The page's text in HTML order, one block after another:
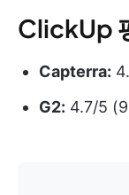
ClickUp
Capterra:
G2: 4.7/5